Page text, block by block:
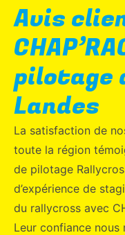
Avis
pilotage
Landes
La satisfaction de
toute la région
de pilotage
d’expérience de
du rallycross avec
Leur confiance